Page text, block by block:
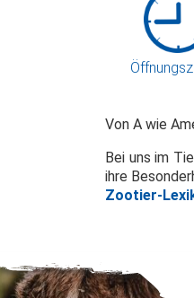
Von A wie
Bei uns im
ihre
Zootier-